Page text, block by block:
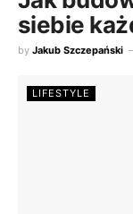
siebie
by Jakub Szczepański
LIFESTYLE